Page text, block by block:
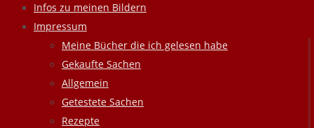
springenInfos zu meinen Bildern
Impressum
Meine Bücher die ich gelesen habe
Gekaufte Sachen
Allgemein
Getestete Sachen
Rezepte